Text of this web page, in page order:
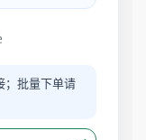
；批量下单请